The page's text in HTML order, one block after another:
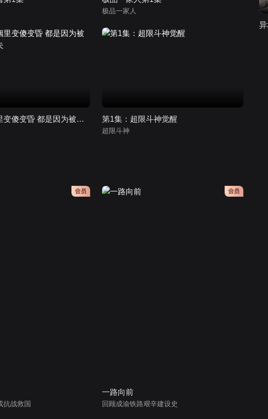
极品一家人
女嘉宾在婚姻里变傻变昏 都是因为被弟弟拿捏的丈夫 第1集：超限斗神觉醒
超限斗神
抗战救国
会员
一路向前
回顾成渝铁路艰辛建设史